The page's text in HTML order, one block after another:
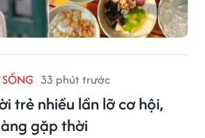
33 phút trước
trẻ nhiều lần lỡ cơ hội,
gặp thời